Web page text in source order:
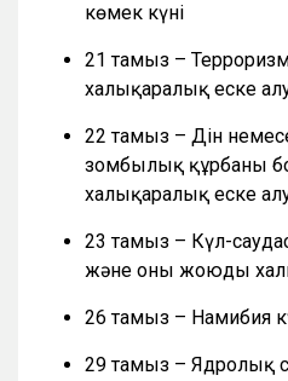
көмек күні
21 тамыз –
халықаралық еске
22 тамыз – Дін
зомбылық құрбаны
халықаралық еске
23 тамыз – Күл-
және оны жоюды
26 тамыз – Намибия
29 тамыз – Ядролық